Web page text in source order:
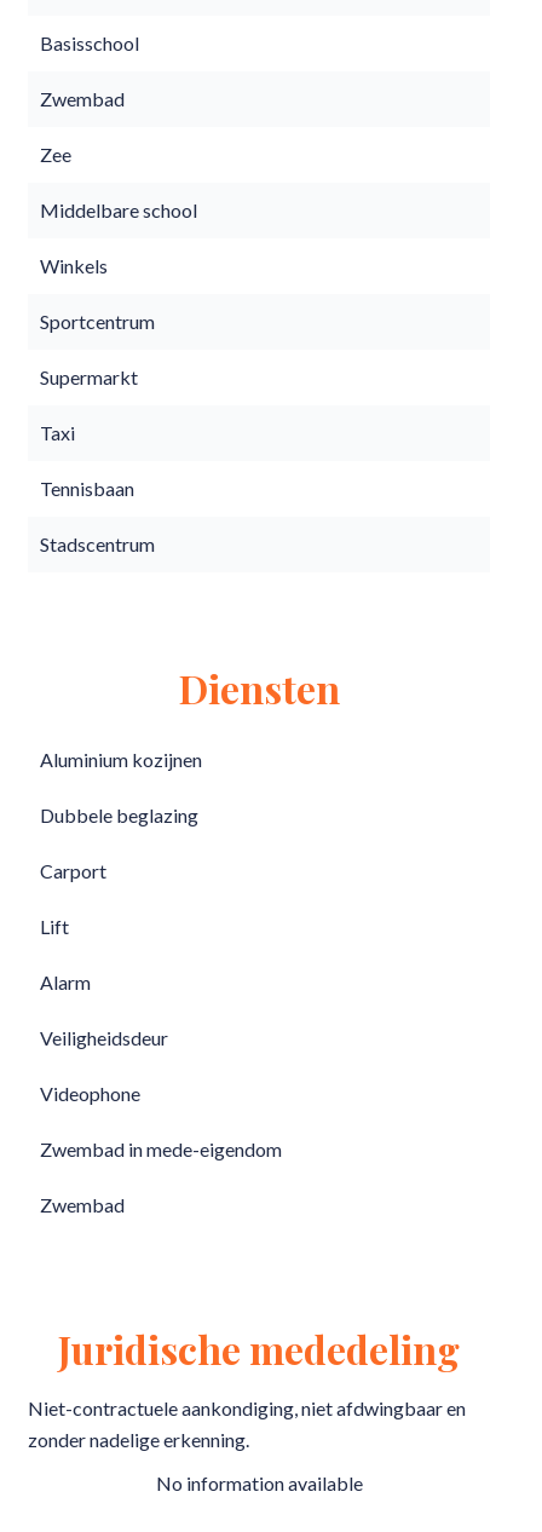
Basisschool
Zwembad
Zee
Middelbare school
Winkels
Sportcentrum
Supermarkt
Taxi
Tennisbaan
Stadscentrum
Diensten
Aluminium kozijnen
Dubbele beglazing
Carport
Lift
Alarm
Veiligheidsdeur
Videophone
Zwembad in mede-eigendom
Zwembad
Juridische mededeling
Niet-contractuele aankondiging, niet afdwingbaar en
zonder nadelige erkenning.
No information available